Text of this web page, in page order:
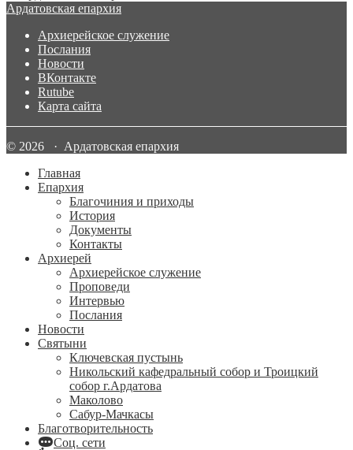
Ардатовская епархия
Архиерейское служение
Послания
Новости
ВКонтакте
Rutube
Карта сайта
© 2026 · Ардатовская епархия
Главная
Епархия
Благочиния и приходы
История
Документы
Контакты
Архиерей
Архиерейское служение
Проповеди
Интервью
Послания
Новости
Святыни
Ключевская пустынь
Никольский кафедральный собор и Троицкий
собор г.Ардатова
Маколово
Сабур-Мачкасы
Благотворительность
Соц. сети